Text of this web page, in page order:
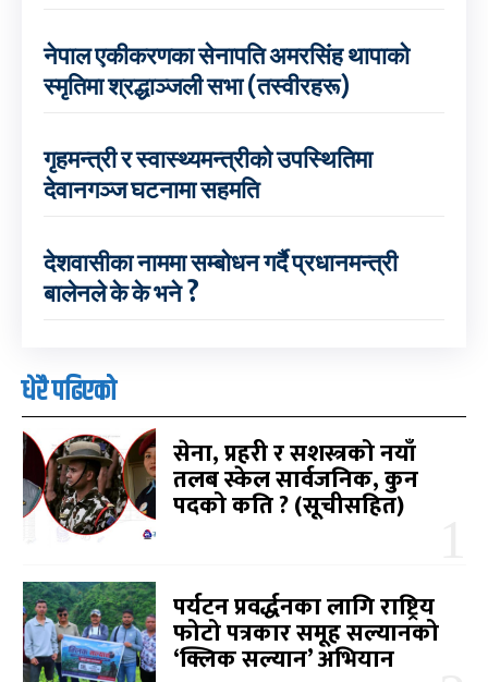
नेपाल एकीकरणका सेनापति अमरसिंह थापाको
स्मृतिमा श्रद्धाञ्जली सभा (तस्वीरहरू)
गृहमन्त्री र स्वास्थ्यमन्त्रीको उपस्थितिमा
देवानगञ्ज घटनामा सहमति
देशवासीका नाममा सम्बोधन गर्दै प्रधानमन्त्री
बालेनले के के भने ?
धेरै पढिएको
सेना, प्रहरी र सशस्त्रको नयाँ
तलब स्केल सार्वजनिक, कुन
पदको कति ? (सूचीसहित)
पर्यटन प्रवर्द्धनका लागि राष्ट्रिय
फोटो पत्रकार समूह सल्यानको
‘क्लिक सल्यान’ अभियान